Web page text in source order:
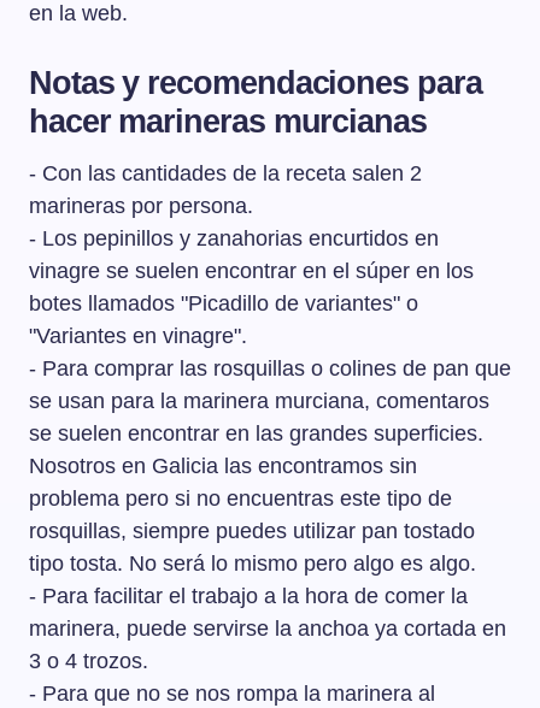
en la web.
Notas y recomendaciones para
hacer marineras murcianas
- Con las cantidades de la receta salen 2
marineras por persona.
- Los pepinillos y zanahorias encurtidos en
vinagre se suelen encontrar en el súper en los
botes llamados "Picadillo de variantes" o
"Variantes en vinagre".
- Para comprar las rosquillas o colines de pan que
se usan para la marinera murciana, comentaros
se suelen encontrar en las grandes superficies.
Nosotros en Galicia las encontramos sin
problema pero si no encuentras este tipo de
rosquillas, siempre puedes utilizar pan tostado
tipo tosta. No será lo mismo pero algo es algo.
- Para facilitar el trabajo a la hora de comer la
marinera, puede servirse la anchoa ya cortada en
3 o 4 trozos.
- Para que no se nos rompa la marinera al